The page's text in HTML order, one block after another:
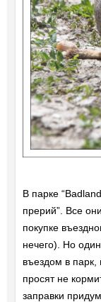
В парке
прерий”. Все
покупке
нечего). Но
въездом в
просят не
заправки